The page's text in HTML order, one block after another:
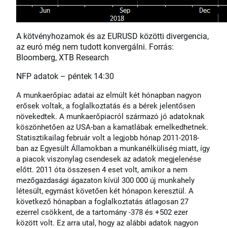
A kötvényhozamok és az EURUSD közötti divergencia,
az euró még nem tudott konvergálni. Forrás:
Bloomberg, XTB Research
NFP adatok – péntek 14:30
A munkaerőpiac adatai az elmúlt két hónapban nagyon
erősek voltak, a foglalkoztatás és a bérek jelentősen
növekedtek. A munkaerőpiacról származó jó adatoknak
köszönhetően az USA-ban a kamatlábak emelkedhetnek.
Statisztikailag február volt a legjobb hónap 2011-2018-
ban az Egyesült Államokban a munkanélküliség miatt, így
a piacok viszonylag csendesek az adatok megjelenése
előtt. 2011 óta összesen 4 eset volt, amikor a nem
mezőgazdasági ágazaton kívül 300 000 új munkahely
létesült, egymást követően két hónapon keresztül. A
következő hónapban a foglalkoztatás átlagosan 27
ezerrel csökkent, de a tartomány -378 és +502 ezer
között volt. Ez arra utal, hogy az alábbi adatok nagyon